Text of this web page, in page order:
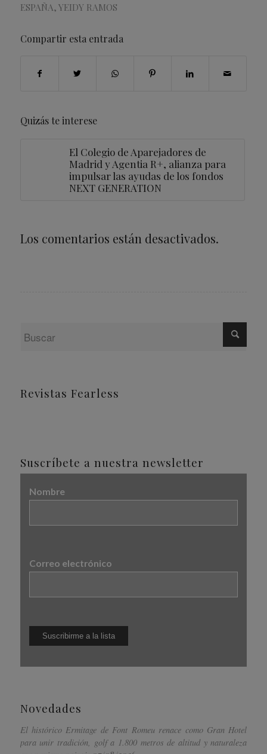
ESPAÑA, YEIDY RAMOS
Compartir esta entrada
Quizás te interese
El Colegio de Aparejadores de
Madrid y Agentia R+, alianza para
impulsar las ayudas de los fondos
NEXT GENERATION
Los comentarios están desactivados.
Revistas Fearless
Suscríbete a nuestra newsletter
Nombre
Correo electrónico
Novedades
El histórico Ermitage de Font Romeu renace como Gran Hotel
para unir tradición, golf a 1.800 metros de altitud y naturaleza